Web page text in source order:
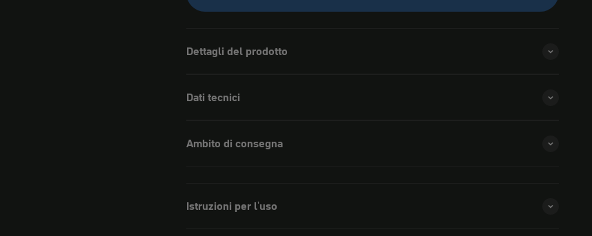
Dettagli del prodotto
Dati tecnici
Ambito di consegna
Istruzioni per l'uso